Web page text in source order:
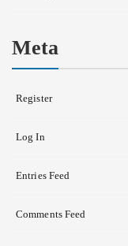
Meta
Register
Log In
Entries Feed
Comments Feed